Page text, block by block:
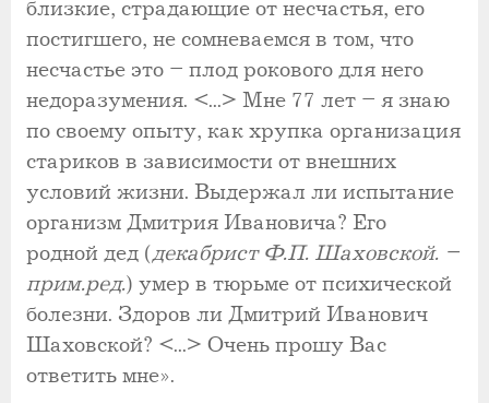
близкие, страдающие от несчастья, его
постигшего, не сомневаемся в том, что
несчастье это – плод рокового для него
недоразумения. <...> Мне 77 лет – я знаю
по своему опыту, как хрупка организация
стариков в зависимости от внешних
условий жизни. Выдержал ли испытание
организм Дмитрия Ивановича? Его
родной дед (декабрист Ф.П. Шаховской. –
прим.ред.) умер в тюрьме от психической
болезни. Здоров ли Дмитрий Иванович
Шаховской? <...> Очень прошу Вас
ответить мне».